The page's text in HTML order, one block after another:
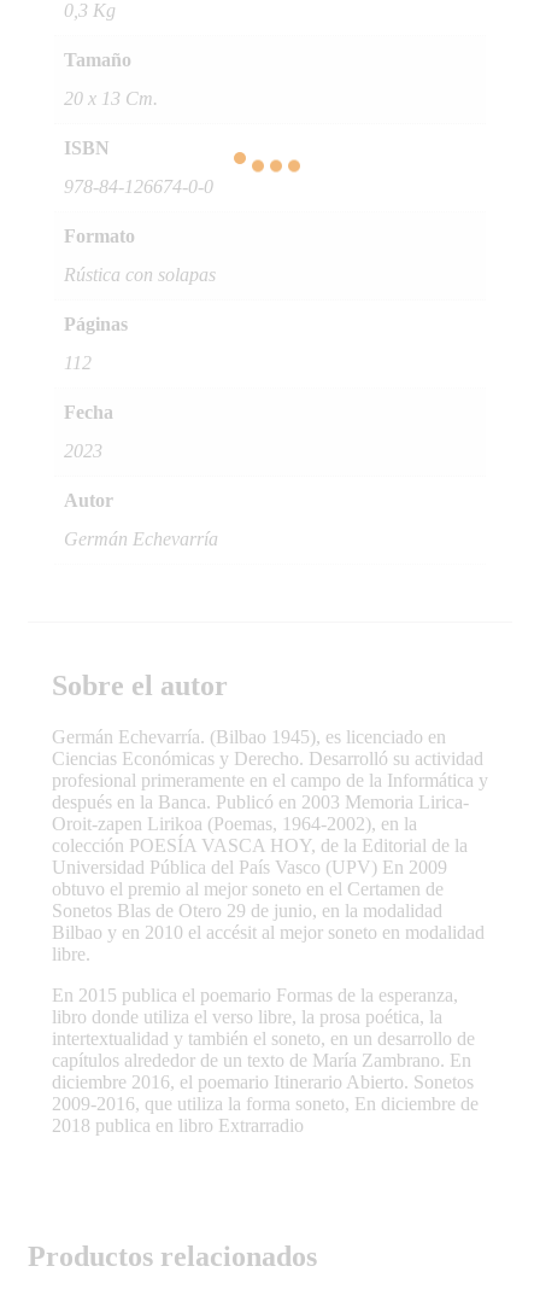
0,3 Kg
Tamaño
20 x 13 Cm.
ISBN
978-84-126674-0-0
Formato
Rústica con solapas
Páginas
112
Fecha
2023
Autor
Germán Echevarría
Sobre el autor
Germán Echevarría. (Bilbao 1945), es licenciado en
Ciencias Económicas y Derecho. Desarrolló su actividad
profesional primeramente en el campo de la Informática y
después en la Banca. Publicó en 2003 Memoria Lirica-
Oroit-zapen Lirikoa (Poemas, 1964-2002), en la
colección POESÍA VASCA HOY, de la Editorial de la
Universidad Pública del País Vasco (UPV) En 2009
obtuvo el premio al mejor soneto en el Certamen de
Sonetos Blas de Otero 29 de junio, en la modalidad
Bilbao y en 2010 el accésit al mejor soneto en modalidad
libre.
En 2015 publica el poemario Formas de la esperanza,
libro donde utiliza el verso libre, la prosa poética, la
intertextualidad y también el soneto, en un desarrollo de
capítulos alrededor de un texto de María Zambrano. En
diciembre 2016, el poemario Itinerario Abierto. Sonetos
2009-2016, que utiliza la forma soneto, En diciembre de
2018 publica en libro Extrarradio
Productos relacionados